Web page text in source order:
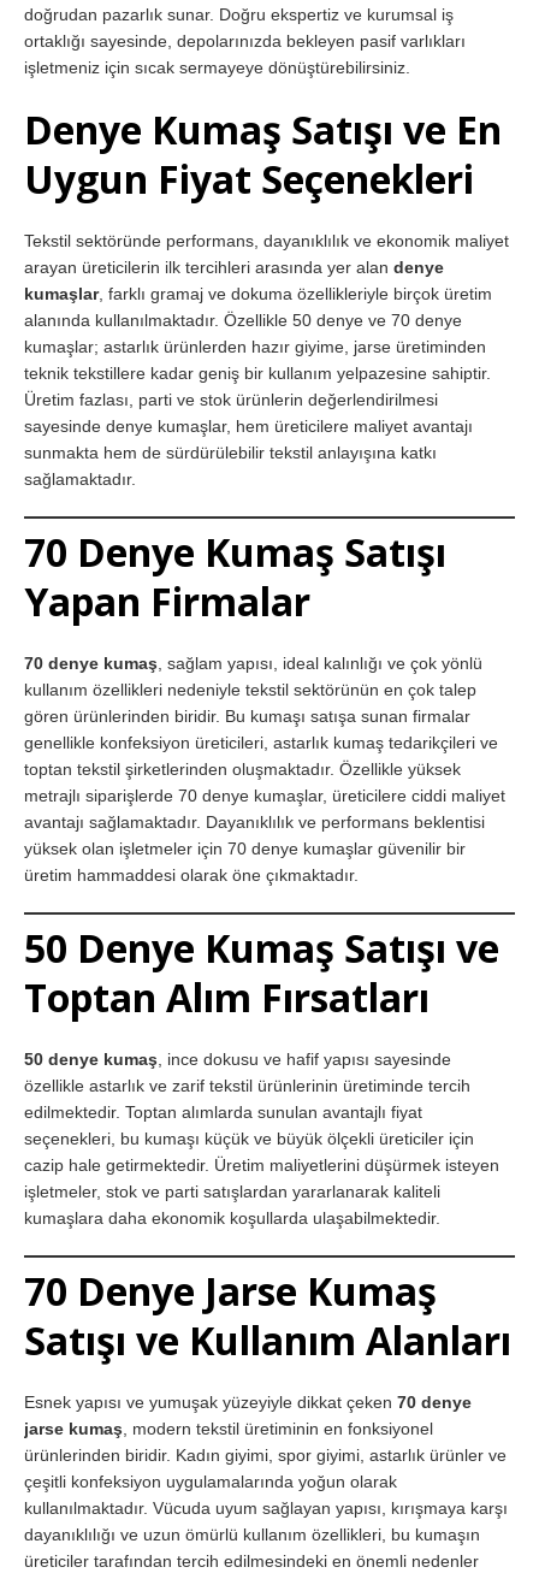
doğrudan pazarlık sunar. Doğru ekspertiz ve kurumsal iş
ortaklığı sayesinde, depolarınızda bekleyen pasif varlıkları
işletmeniz için sıcak sermayeye dönüştürebilirsiniz.
Denye Kumaş Satışı ve En
Uygun Fiyat Seçenekleri
Tekstil sektöründe performans, dayanıklılık ve ekonomik maliyet
arayan üreticilerin ilk tercihleri arasında yer alan denye
kumaşlar, farklı gramaj ve dokuma özellikleriyle birçok üretim
alanında kullanılmaktadır. Özellikle 50 denye ve 70 denye
kumaşlar; astarlık ürünlerden hazır giyime, jarse üretiminden
teknik tekstillere kadar geniş bir kullanım yelpazesine sahiptir.
Üretim fazlası, parti ve stok ürünlerin değerlendirilmesi
sayesinde denye kumaşlar, hem üreticilere maliyet avantajı
sunmakta hem de sürdürülebilir tekstil anlayışına katkı
sağlamaktadır.
70 Denye Kumaş Satışı
Yapan Firmalar
70 denye kumaş, sağlam yapısı, ideal kalınlığı ve çok yönlü
kullanım özellikleri nedeniyle tekstil sektörünün en çok talep
gören ürünlerinden biridir. Bu kumaşı satışa sunan firmalar
genellikle konfeksiyon üreticileri, astarlık kumaş tedarikçileri ve
toptan tekstil şirketlerinden oluşmaktadır. Özellikle yüksek
metrajlı siparişlerde 70 denye kumaşlar, üreticilere ciddi maliyet
avantajı sağlamaktadır. Dayanıklılık ve performans beklentisi
yüksek olan işletmeler için 70 denye kumaşlar güvenilir bir
üretim hammaddesi olarak öne çıkmaktadır.
50 Denye Kumaş Satışı ve
Toptan Alım Fırsatları
50 denye kumaş, ince dokusu ve hafif yapısı sayesinde
özellikle astarlık ve zarif tekstil ürünlerinin üretiminde tercih
edilmektedir. Toptan alımlarda sunulan avantajlı fiyat
seçenekleri, bu kumaşı küçük ve büyük ölçekli üreticiler için
cazip hale getirmektedir. Üretim maliyetlerini düşürmek isteyen
işletmeler, stok ve parti satışlardan yararlanarak kaliteli
kumaşlara daha ekonomik koşullarda ulaşabilmektedir.
70 Denye Jarse Kumaş
Satışı ve Kullanım Alanları
Esnek yapısı ve yumuşak yüzeyiyle dikkat çeken 70 denye
jarse kumaş, modern tekstil üretiminin en fonksiyonel
ürünlerinden biridir. Kadın giyimi, spor giyimi, astarlık ürünler ve
çeşitli konfeksiyon uygulamalarında yoğun olarak
kullanılmaktadır. Vücuda uyum sağlayan yapısı, kırışmaya karşı
dayanıklılığı ve uzun ömürlü kullanım özellikleri, bu kumaşın
üreticiler tarafından tercih edilmesindeki en önemli nedenler